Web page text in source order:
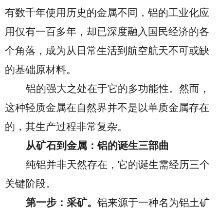
有数千年使用历史的金属不同，铝的工业化应
用仅有一百多年，却已深度融入国民经济的各
个角落，成为从日常生活到航空航天不可或缺
的基础原材料。
铝的强大之处在于它的多功能性。然而，
这种轻质金属在自然界并不是以单质金属存在
的 ，其生产过程非常复杂。
从矿石到金属：铝的诞生三部曲
纯铝并非天然存在，它的诞生需经历三个
关键阶段。
第一步：采矿。 铝来源于一种名为铝土矿